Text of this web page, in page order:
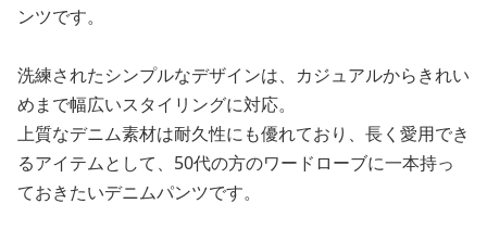
ンツです。
洗練されたシンプルなデザインは、カジュアルからきれい
めまで幅広いスタイリングに対応。
上質なデニム素材は耐久性にも優れており、長く愛用でき
るアイテムとして、50代の方のワードローブに一本持っ
ておきたいデニムパンツです。